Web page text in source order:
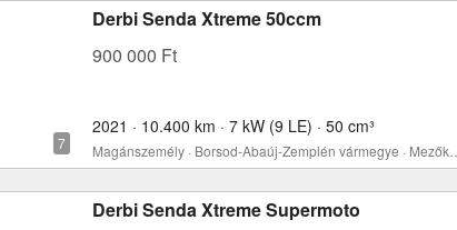
Derbi Senda Xtreme 50ccm
900 000 Ft
2021 · 10.400 km · 7 kW (9 LE) · 50 cm³
Derbi Senda Xtreme Supermoto